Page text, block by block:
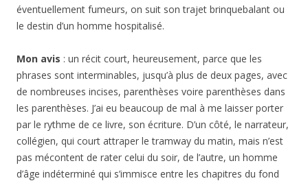
éventuellement fumeurs, on suit son trajet brinquebalant ou
le destin d’un homme hospitalisé.
Mon avis : un récit court, heureusement, parce que les
phrases sont interminables, jusqu’à plus de deux pages, avec
de nombreuses incises, parenthèses voire parenthèses dans
les parenthèses. J’ai eu beaucoup de mal à me laisser porter
par le rythme de ce livre, son écriture. D’un côté, le narrateur,
collégien, qui court attraper le tramway du matin, mais n’est
pas mécontent de rater celui du soir, de l’autre, un homme
d’âge indéterminé qui s’immisce entre les chapitres du fond